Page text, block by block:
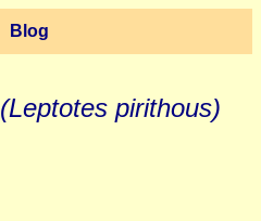
Blog
(Leptotes pirithous)